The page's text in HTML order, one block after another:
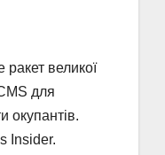
великої
для
окупантів.
Insider.